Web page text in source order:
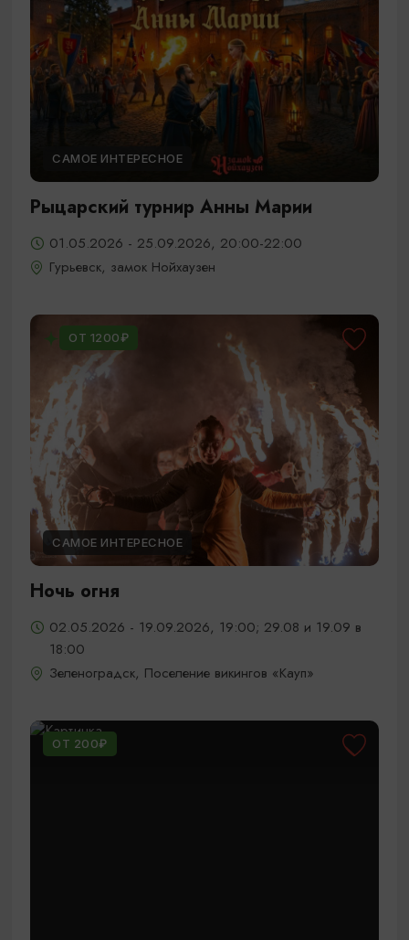
САМОЕ ИНТЕРЕСНОЕ
Рыцарский турнир Анны Марии
01.05.2026 - 25.09.2026, 20:00-22:00
Гурьевск, замок Нойхаузен
ОТ 1200₽
САМОЕ ИНТЕРЕСНОЕ
Ночь огня
02.05.2026 - 19.09.2026, 19:00; 29.08 и 19.09 в
18:00
Зеленоградск, Поселение викингов «Кауп»
ОТ 200₽